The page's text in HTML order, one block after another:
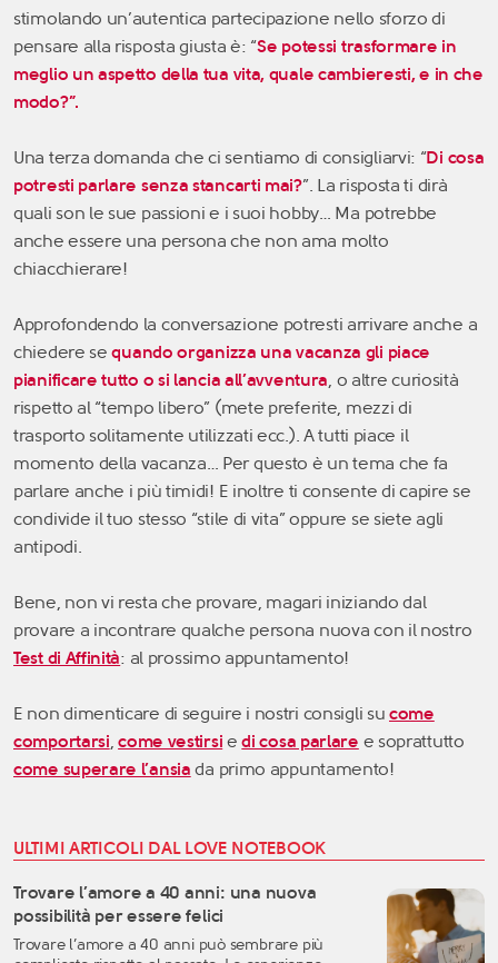
stimolando un’autentica partecipazione nello sforzo di
pensare alla risposta giusta è: “Se potessi trasformare in
meglio un aspetto della tua vita, quale cambieresti, e in che
modo?”.
Una terza domanda che ci sentiamo di consigliarvi: “Di cosa
potresti parlare senza stancarti mai?”. La risposta ti dirà
quali son le sue passioni e i suoi hobby… Ma potrebbe
anche essere una persona che non ama molto
chiacchierare!
Approfondendo la conversazione potresti arrivare anche a
chiedere sequando organizza una vacanza gli piace
pianificare tutto o si lancia all’avventura , o altre curiosità
rispetto al “tempo libero” (mete preferite, mezzi di
trasporto solitamente utilizzati ecc.). A tutti piace il
momento della vacanza… Per questo è un tema che fa
parlare anche i più timidi! E inoltre ti consente di capire se
condivide il tuo stesso “stile di vita” oppure se siete agli
antipodi.
Bene, non vi resta che provare, magari iniziando dal
provare a incontrare qualche persona nuova con il nostro
Test di Affinità: al prossimo appuntamento!
E non dimenticare di seguire i nostri consigli su come
comportarsi ,come vestirsi edi cosa parlare e soprattutto
come superare l’ansia da primo appuntamento!
ULTIMI ARTICOLI DAL LOVE NOTEBOOK
Trovare l’amore a 40 anni: una nuova
possibilità per essere felici
Trovare l’amore a 40 anni può sembrare più